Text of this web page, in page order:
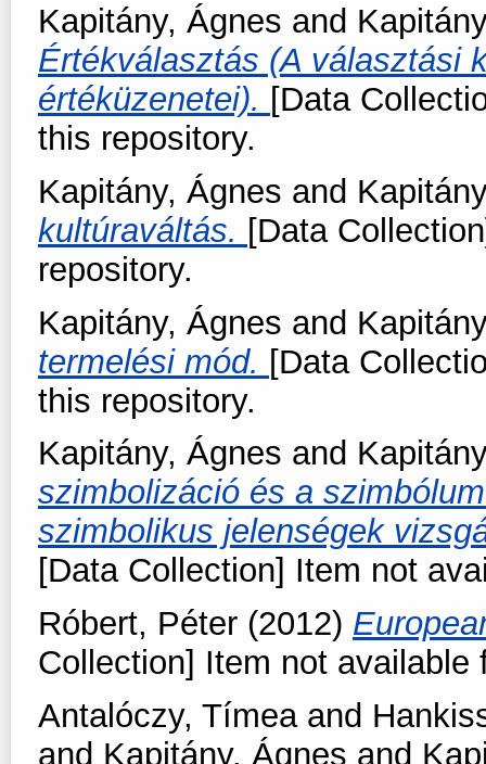
Kapitány, Ágnes and
Értékválasztás (A választási
értéküzenetei). [Data
this repository.
Kapitány, Ágnes and
kultúraváltás. [Data
repository.
Kapitány, Ágnes and
termelési mód. [Data
this repository.
Kapitány, Ágnes and
szimbolizáció és a
szimbolikus jelenségek
[Data Collection] Item not
Róbert, Péter (2012)
Collection] Item not available
Antalóczy, Tímeaand
and Kapitány, Ágnes and